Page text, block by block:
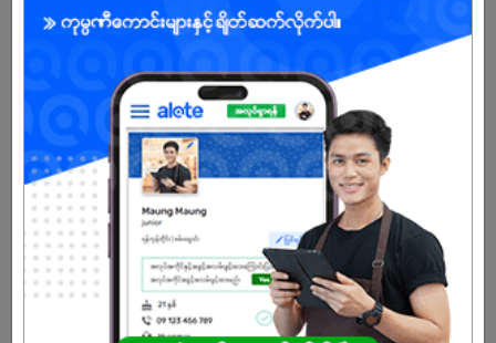
Open To : Male/Female
About Our Company
Established in 1995, Awba is Myanmar’s largest manufacturer and
distributor of agricultural technology with a focus on crop
protection, crop nutrition and high-quality seeds.
Today, we employ more than 1,500 agronomists to serve 3.2